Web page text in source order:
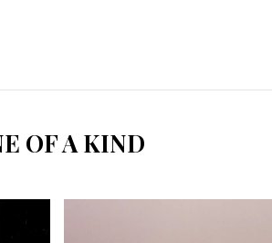
OF A KIND